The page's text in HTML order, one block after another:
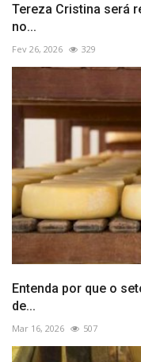
Tereza Cristina será
no...
Fev 26, 2026 329
Entenda por que o
de...
Mar 16, 2026 507